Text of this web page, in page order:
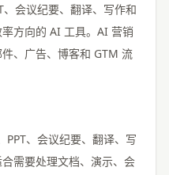
会议纪要、翻译、写作和
方向的 AI 工具。AI 营销
、广告、博客和 GTM 流
、会议纪要、翻译、写
需要处理文档、演示、会